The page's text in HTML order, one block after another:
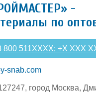
-
по
800 511XXXX; +X XXX
snab.com
город Москва,